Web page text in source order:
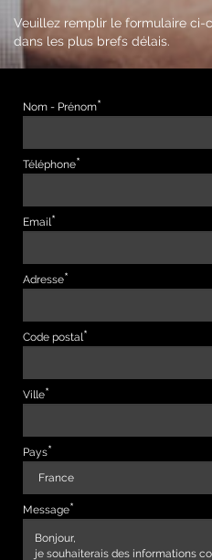
Veuillez remplir le formulaire ci-
dans les plus brefs délais.
Nom - Prénom
Téléphone
Email
Adresse
Code postal
Ville
Pays
Message